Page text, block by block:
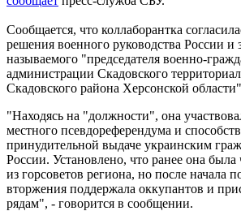
Сообщается, что коллаборантка
решения военного руководства России и
называемого "председателя военно-
администрации Скадовского
Скадовского района Херсонской
"Находясь на "должности", она
местного псевдореферендума и
принудительной выдаче украинским
России. Установлено, что ранее она
из горсоветов региона, но после начала
вторжения поддержала оккупантов и
рядам", - говорится в сообщении.